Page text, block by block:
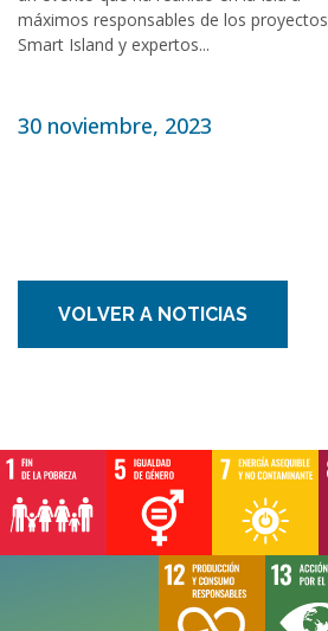
máximos responsables de los proyectos
Smart Island y expertos...
30 noviembre, 2023
VOLVER A NOTICIAS